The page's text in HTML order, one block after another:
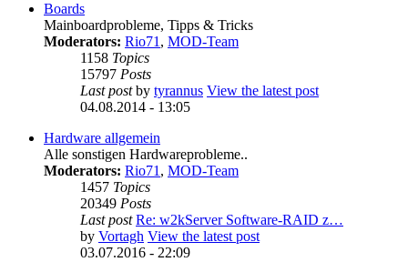
Boards
Mainboardprobleme, Tipps & Tricks
Moderators: Rio71, MOD-Team
1158 Topics
15797 Posts
Last postby tyrannus View the latest post
04.08.2014 - 13:05
Hardware allgemein
Alle sonstigen Hardwareprobleme..
Moderators: Rio71, MOD-Team
1457 Topics
20349 Posts
Last post Re: w2kServer Software-RAID z…
by Vortagh View the latest post
03.07.2016 - 22:09